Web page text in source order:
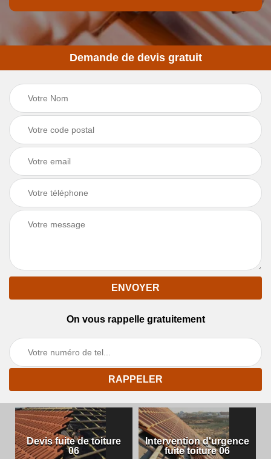
Demande de devis gratuit
On vous rappelle gratuitement
Devis fuite de toiture
06
Intervention d'urgence
fuite toiture 06